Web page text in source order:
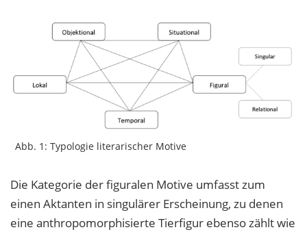
Abb. 1: Typologie literarischer Motive
Die Kategorie der figuralen Motive umfasst zum
einen Aktanten in singulärer Erscheinung, zu denen
eine anthropomorphisierte Tierfigur ebenso zählt wie